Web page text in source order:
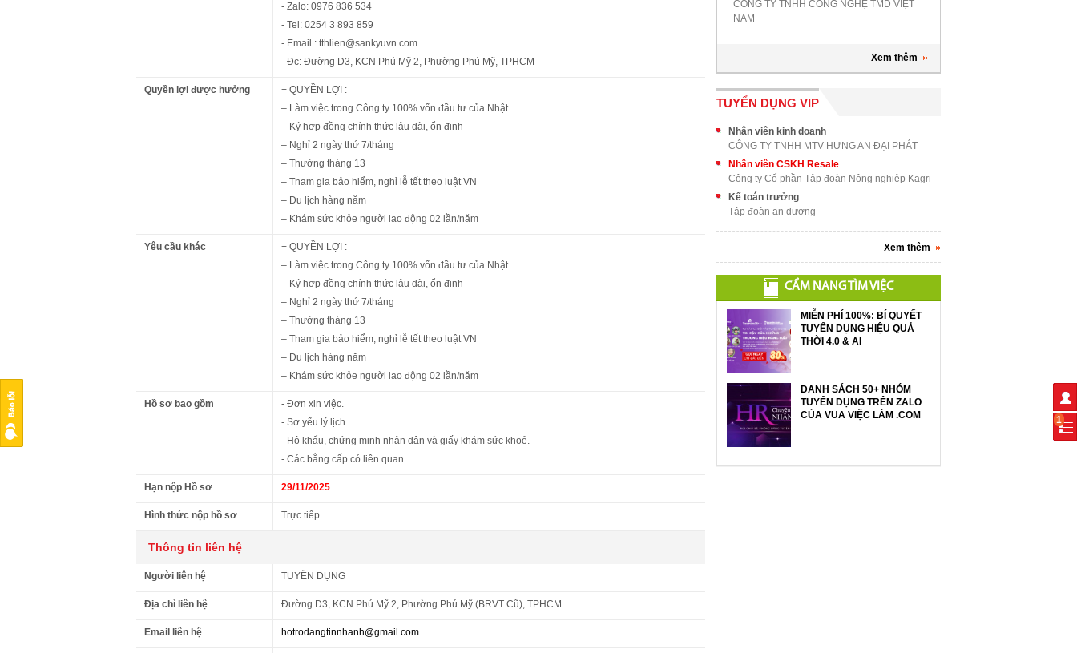
- Zalo: 0976 836 534
- Tel: 0254 3 893 859
- Email : tthlien@sankyuvn.com
- Đc: Đường D3, KCN Phú Mỹ 2, Phường Phú Mỹ, TPHCM
Quyền lợi được hưởng
+ QUYỀN LỢI :
– Làm việc trong Công ty 100% vốn đầu tư của Nhật
– Ký hợp đồng chính thức lâu dài, ổn định
– Nghỉ 2 ngày thứ 7/tháng
– Thưởng tháng 13
– Tham gia bảo hiểm, nghỉ lễ tết theo luật VN
– Du lịch hàng năm
– Khám sức khỏe người lao động 02 lần/năm
Yêu cầu khác
+ QUYỀN LỢI :
– Làm việc trong Công ty 100% vốn đầu tư của Nhật
– Ký hợp đồng chính thức lâu dài, ổn định
– Nghỉ 2 ngày thứ 7/tháng
– Thưởng tháng 13
– Tham gia bảo hiểm, nghỉ lễ tết theo luật VN
– Du lịch hàng năm
– Khám sức khỏe người lao động 02 lần/năm
Hồ sơ bao gồm
- Đơn xin việc.
- Sơ yếu lý lịch.
- Hộ khẩu, chứng minh nhân dân và giấy khám sức khoẻ.
- Các bằng cấp có liên quan.
Hạn nộp Hồ sơ 29/11/2025
Hình thức nộp hồ sơ Trực tiếp
Thông tin liên hệ
Người liên hệ TUYỂN DỤNG
Địa chỉ liên hệ Đường D3, KCN Phú Mỹ 2, Phường Phú Mỹ (BRVT Cũ), TPHCM
Email liên hệ hotrodangtinnhanh@gmail.com
CÔNG TY TNHH CÔNG NGHỆ TMD VIỆT
NAM
Xem thêm
TUYỂN DỤNG VIP
Nhân viên kinh doanh
CÔNG TY TNHH MTV HƯNG AN ĐẠI PHÁT
Nhân viên CSKH Resale
Công ty Cổ phần Tập đoàn Nông nghiệp Kagri
Kế toán trưởng
Tập đoàn an dương
Xem thêm
CẨM NANG TÌM VIỆC
MIỄN PHÍ 100%: BÍ QUYẾT
TUYỂN DỤNG HIỆU QUẢ
THỜI 4.0 & AI
DANH SÁCH 50+ NHÓM
TUYỂN DỤNG TRÊN ZALO
CỦA VUA VIỆC LÀM .COM
1